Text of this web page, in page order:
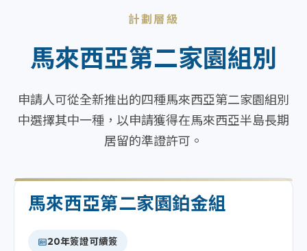
計劃層級
馬來西亞第二家園組別
申請人可從全新推出的四種馬來西亞第二家園組別
中選擇其中一種，以申請獲得在馬來西亞半島長期
居留的準證許可。
馬來西亞第二家園鉑金組
20年簽證可續簽